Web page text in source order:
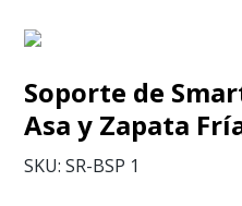
Soporte de
Asa y Zapata
SKU: SR-BSP 1